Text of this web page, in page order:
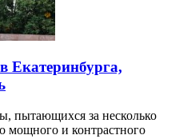
Екатеринбурга,
пытающихся за несколько
мощного и контрастного